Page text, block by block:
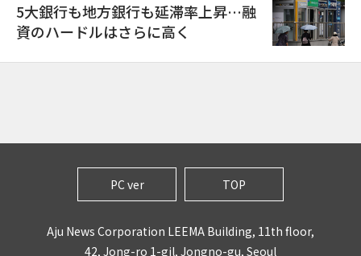
5大銀行も地方銀行も延滞率上昇…融
資のハードルはさらに高く
PC ver TOP
Aju News Corporation LEEMA Building, 11th floor,
42, Jong-ro 1-gil, Jongno-gu, Seoul